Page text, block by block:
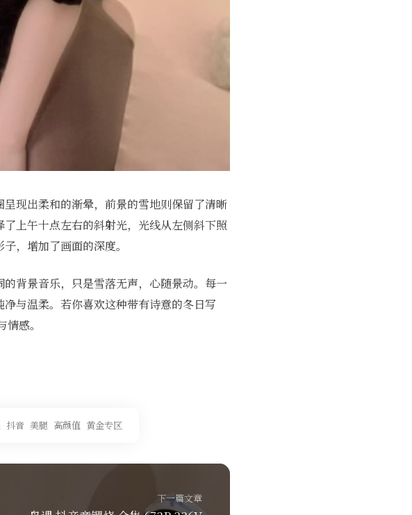
现出柔和的渐晕，前景的雪地则保留了清晰
上午十点左右的斜射光，光线从左侧斜下照
，增加了画面的深度。
背景音乐，只是雪落无声，心随景动。每一
与温柔。若你喜欢这种带有诗意的冬日写
感。
抖音 美腿 高颜值 黄金专区
下一篇文章